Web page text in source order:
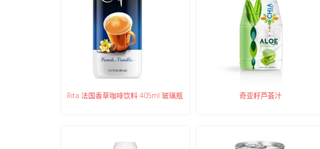
Rita 法国香草咖啡饮料 405ml 玻璃瓶 奇亚籽芦荟汁